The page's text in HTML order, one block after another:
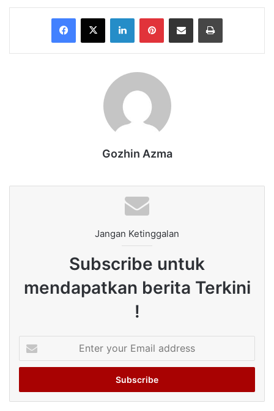
Facebook
X LinkedInPinterestShare via Email Print
Gozhin Azma
Jangan Ketinggalan
Subscribe untuk
mendapatkan berita Terkini
!
your
Email